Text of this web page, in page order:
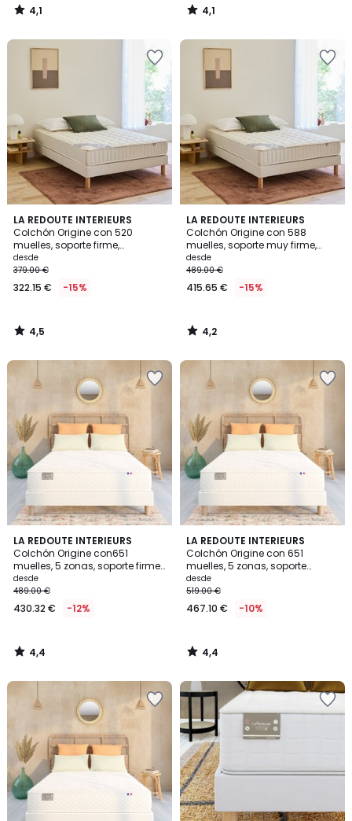
4,1
/
4,1
/
LA REDOUTE INTERIEURS
Colchón Origine con 520
muelles, soporte firme,
sensación inicial mullida
desde
379.00 €
322.15 € -15%
4,5
/ 5
4,5
/
LA REDOUTE INTERIEURS
Colchón Origine con 588
muelles, soporte muy firme,
sensación inicial mullida
desde
489.00 €
415.65 € -15%
4,2
/ 5
4,2
/
LA REDOUTE INTERIEURS
Colchón Origine con651
muelles, 5 zonas, soporte firme
y sensación inicial mullida
desde
489.00 €
430.32 € -12%
4,4
/ 5
4,4
/
LA REDOUTE INTERIEURS
Colchón Origine con 651
muelles, 5 zonas, soporte
semifirme, sensación inicial
mullida
desde
519.00 €
467.10 € -10%
4,4
/ 5
4,4
/